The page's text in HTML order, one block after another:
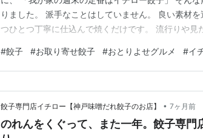
りました。 派手なことはしていません。 良い素材
つひとつ丁寧に仕込んで焼くだけです。 流行りや見
の目指す餃子です。 お店でも。 ご自宅のお取り寄せ
てもらえたら嬉しいで…
#餃子 #お取り寄せ餃子 #おとりよせグルメ #イ
餃子専門店イチロー【神戸味噌だれ餃子のお店】 • 7ヶ月前
のれんをくぐって、また一年。餃子専門